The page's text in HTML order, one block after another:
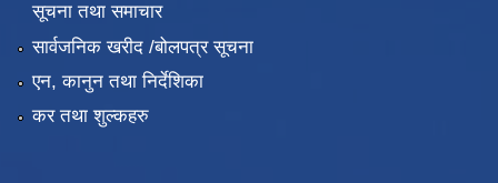
सूचना तथा समाचार
सार्वजनिक खरीद /बोलपत्र सूचना
एन, कानुन तथा निर्देशिका
कर तथा शुल्कहरु